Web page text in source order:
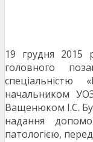
19 грудня 2015
головного
начальником УОЗ
Ващенюком І.С.
надання
патологією,